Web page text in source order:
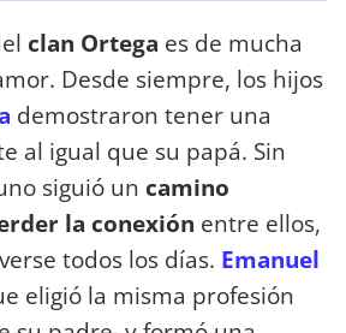
clan Ortega es de mucha
Desde siempre, los hijos
demostraron tener una
al igual que su papá. Sin
siguió un camino
la conexión entre ellos,
todos los días. Emanuel
eligió la misma profesión